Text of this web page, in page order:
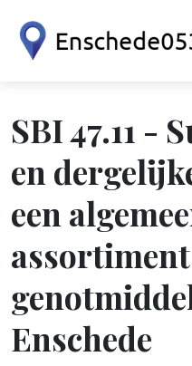
SBI 47.11 -
en
een
Enschede